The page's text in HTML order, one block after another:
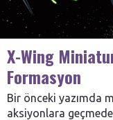
X-Wing
Formasyon
Bir önceki yazımda
aksiyonlara